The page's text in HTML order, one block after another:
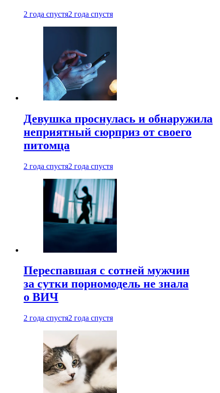
2 года спустя2 года спустя
Девушка проснулась и обнаружила
неприятный сюрприз от своего
питомца
2 года спустя2 года спустя
Переспавшая с сотней мужчин
за сутки порномодель не знала
о ВИЧ
2 года спустя2 года спустя